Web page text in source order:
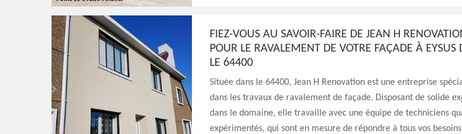
FIEZ-VOUS AU SAVOIR-FAIRE DE JEAN H
POUR LE RAVALEMENT DE VOTRE FAÇADE À EYSUS
LE 64400
Située dans le 64400, Jean H Renovation est une entreprise
dans les travaux de ravalement de façade. Disposant de solide
dans le domaine, elle travaille avec une équipe de techniciens
expérimentés, qui sont en mesure de répondre à tous vos